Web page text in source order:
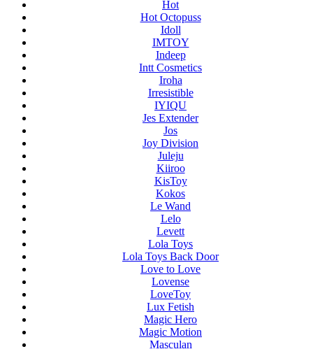
Hot
Hot Octopuss
Idoll
IMTOY
Indeep
Intt Cosmetics
Iroha
Irresistible
IYIQU
Jes Extender
Jos
Joy Division
Juleju
Kiiroo
KisToy
Kokos
Le Wand
Lelo
Levett
Lola Toys
Lola Toys Back Door
Love to Love
Lovense
LoveToy
Lux Fetish
Magic Hero
Magic Motion
Masculan